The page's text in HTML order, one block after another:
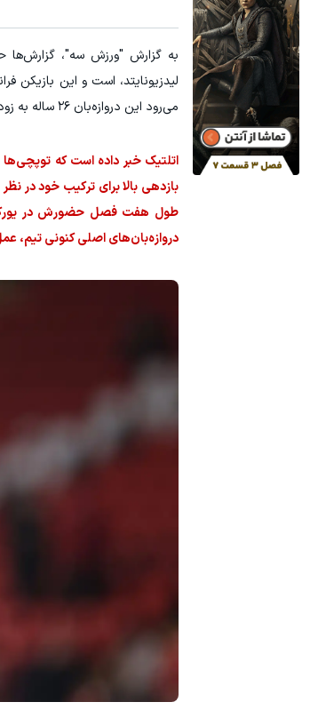
به گزارش "ورزش سه"،
لیدزیونایتد، است و این بازیکن
می‌رود این دروازه‌بان ۲۶ ساله به زودی در تست‌های پزشکی شرکت کند، چرا که میکل آرتتا به دنبال تقویت بخش دروازه‌بانی تیم خود است.
اتلتیک خبر داده است که
بازدهی بالا برای ترکیب خود در
دروازه‌بان‌های اصلی کنونی تیم،